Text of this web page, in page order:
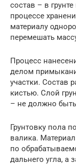
состав – в
процессе
материалу
перемешать
Процесс
делом
участки. Состав
кистью. Слой
– не должно
Грунтовку пола
валика.
по
дальнего угла, а